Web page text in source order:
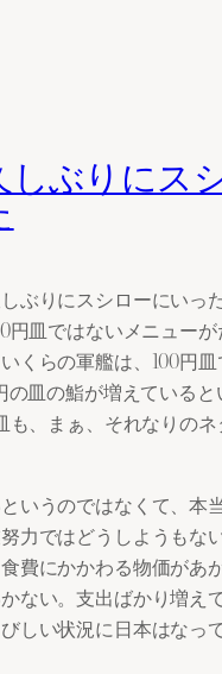
しぶりにス
ぶりにスシローにいっ
円皿ではないメニュー
くらの軍艦は、100円
の皿の鮨が増えている
も、まぁ、それなりのネ
いうのではなくて、本
力ではどうしようもな
費にかかわる物価があが
ない。支出ばかり増え
しい状況に日本はなっ